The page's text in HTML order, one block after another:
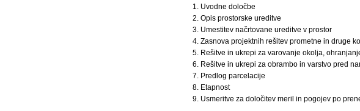
1. Uvodne določbe
2. Opis prostorske ureditve
3. Umestitev načrtovane ureditve v prostor
4. Zasnova projektnih rešitev prometne in druge
5. Rešitve in ukrepi za varovanje okolja,
6. Rešitve in ukrepi za obrambo in varstvo pred
7. Predlog parcelacije
8. Etapnost
9. Usmeritve za določitev meril in pogojev po